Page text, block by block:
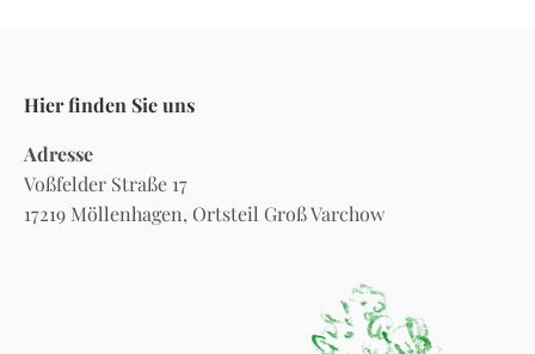
Hier finden Sie uns
Adresse
Voßfelder Straße 17
17219 Möllenhagen, Ortsteil Groß Varchow